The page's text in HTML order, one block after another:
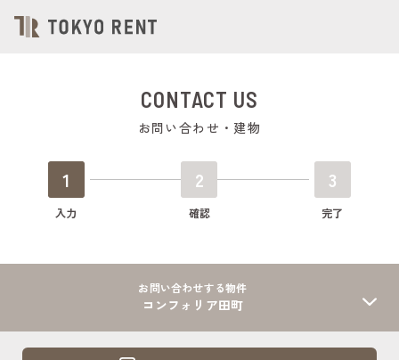
CONTACT US
お問い合わせ・建物
1
入力
2
確認
3
完了
お問い合わせする物件
コンフォリア田町